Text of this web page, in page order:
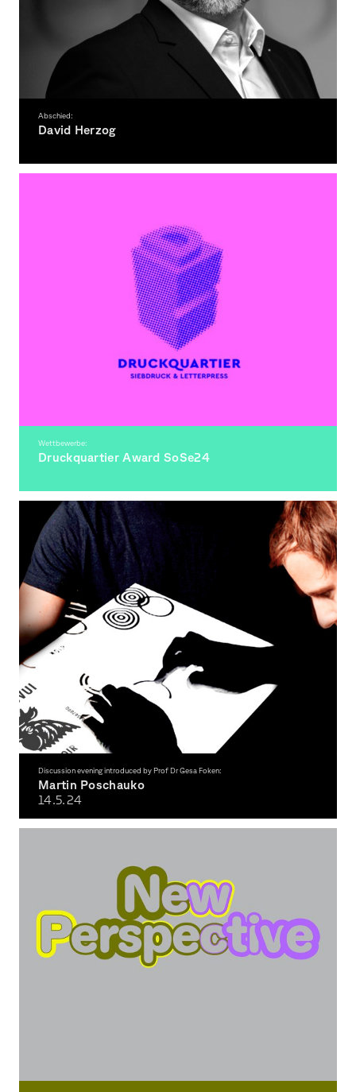
Abschied:
David Herzog
Wettbewerbe:
Druckquartier Award SoSe24
Discussion evening introduced by Prof Dr Gesa Foken:
Martin Poschauko
14.5.24